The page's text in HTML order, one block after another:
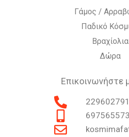
Γάμος /
Παδικό
Βραχίολια
Δώρα
Επικοινωνήστε